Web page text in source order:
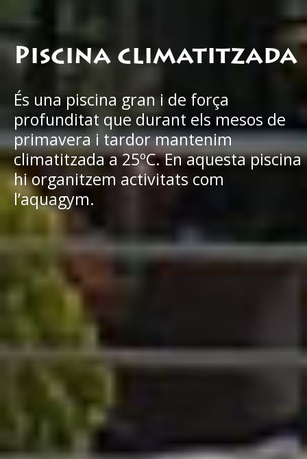
Piscina climatitzada
És una piscina gran i de força
profunditat que durant els mesos de
primavera i tardor mantenim
climatitzada a 25ºC. En aquesta piscina
hi organitzem activitats com
l’aquagym.